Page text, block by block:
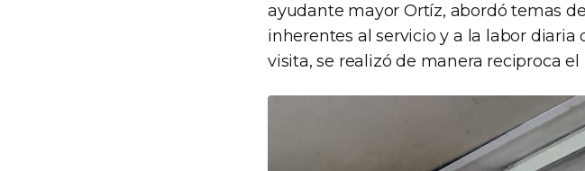
ayudante mayor Ortíz, abordó temas
inherentes al servicio y a la labor
visita, se realizó de manera reciproca